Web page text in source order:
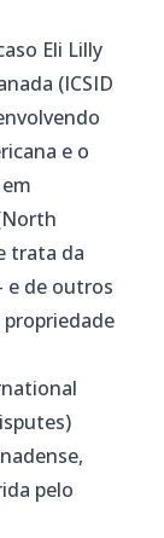
Eli Lilly
(ICSID
e o
trata da
e de outros
pelo